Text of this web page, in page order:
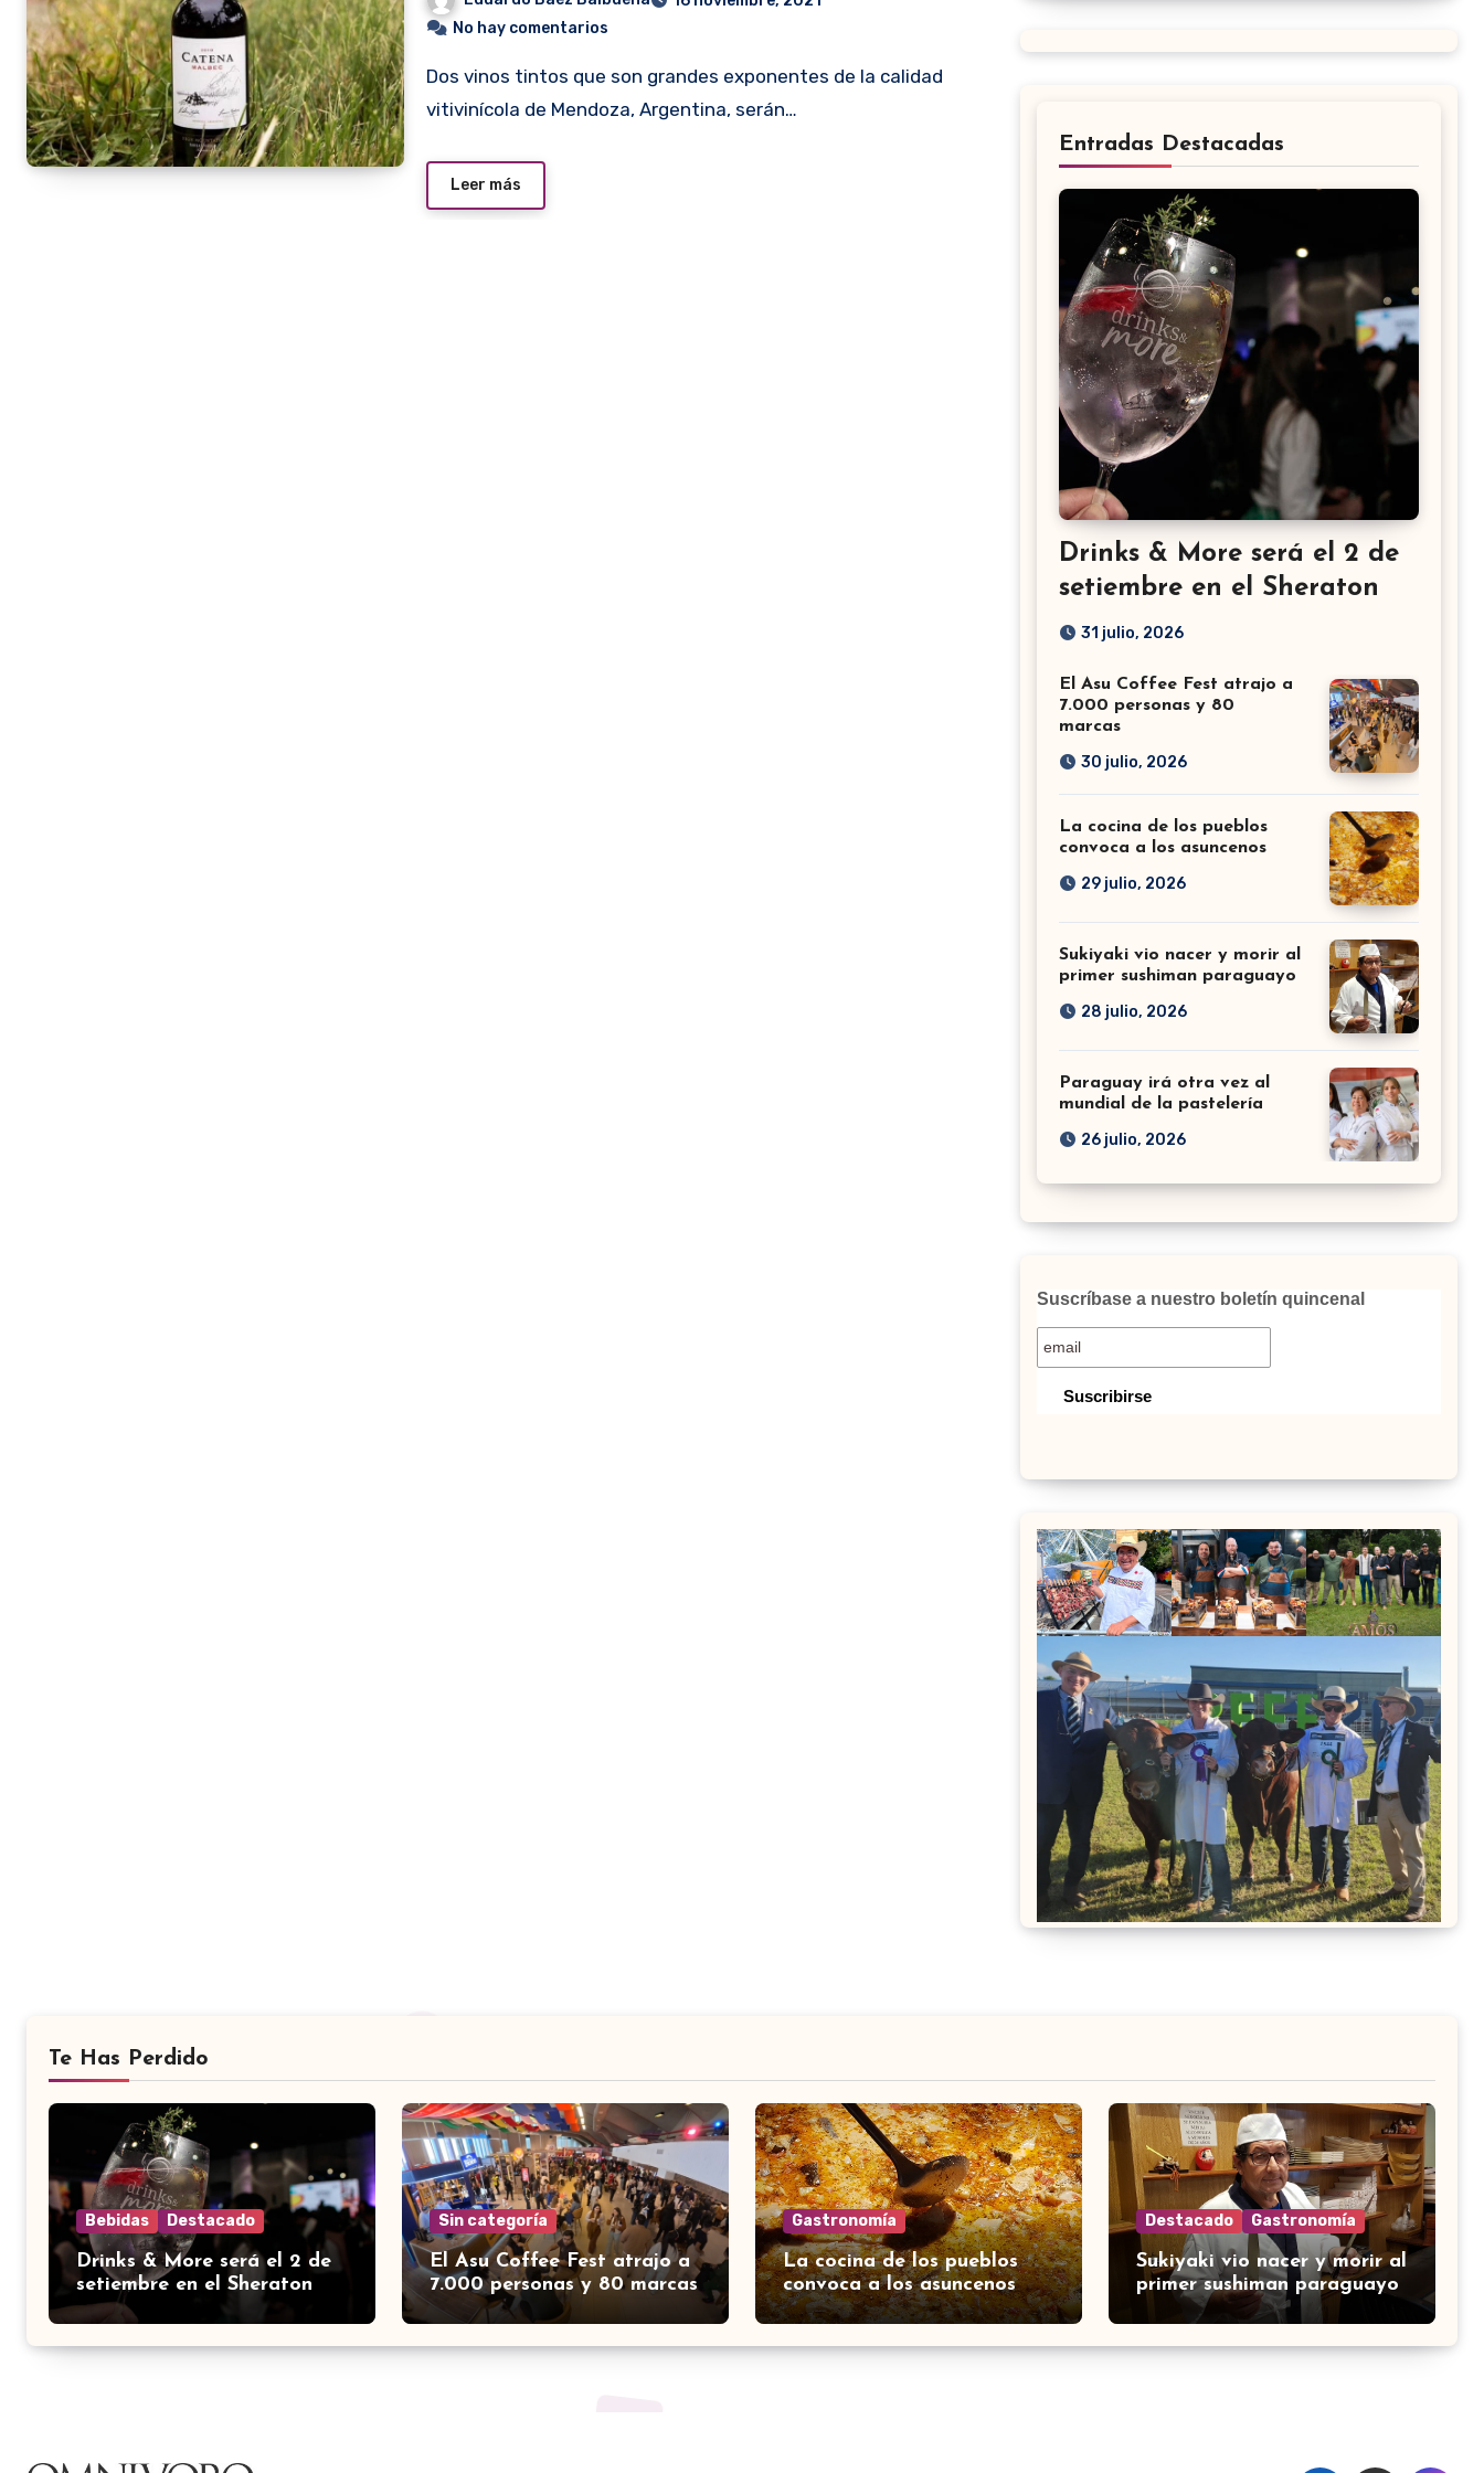
No hay comentarios
Dos vinos tintos que son grandes exponentes de la calidad
vitivinícola de Mendoza, Argentina, serán…
Leer más
Entradas Destacadas
Drinks & More será el 2 de
setiembre en el Sheraton
31 julio, 2026
El Asu Coffee Fest atrajo a
7.000 personas y 80
marcas
30 julio, 2026
La cocina de los pueblos
convoca a los asuncenos
29 julio, 2026
Sukiyaki vio nacer y morir al
primer sushiman paraguayo
28 julio, 2026
Paraguay irá otra vez al
mundial de la pastelería
26 julio, 2026
Suscríbase a nuestro boletín quincenal
Te Has Perdido
Bebidas Destacado
Drinks & More será el 2 de
setiembre en el Sheraton
Sin categoría
El Asu Coffee Fest atrajo a
7.000 personas y 80 marcas
Gastronomía
La cocina de los pueblos
convoca a los asuncenos
Destacado Gastronomía
Sukiyaki vio nacer y morir al
primer sushiman paraguayo